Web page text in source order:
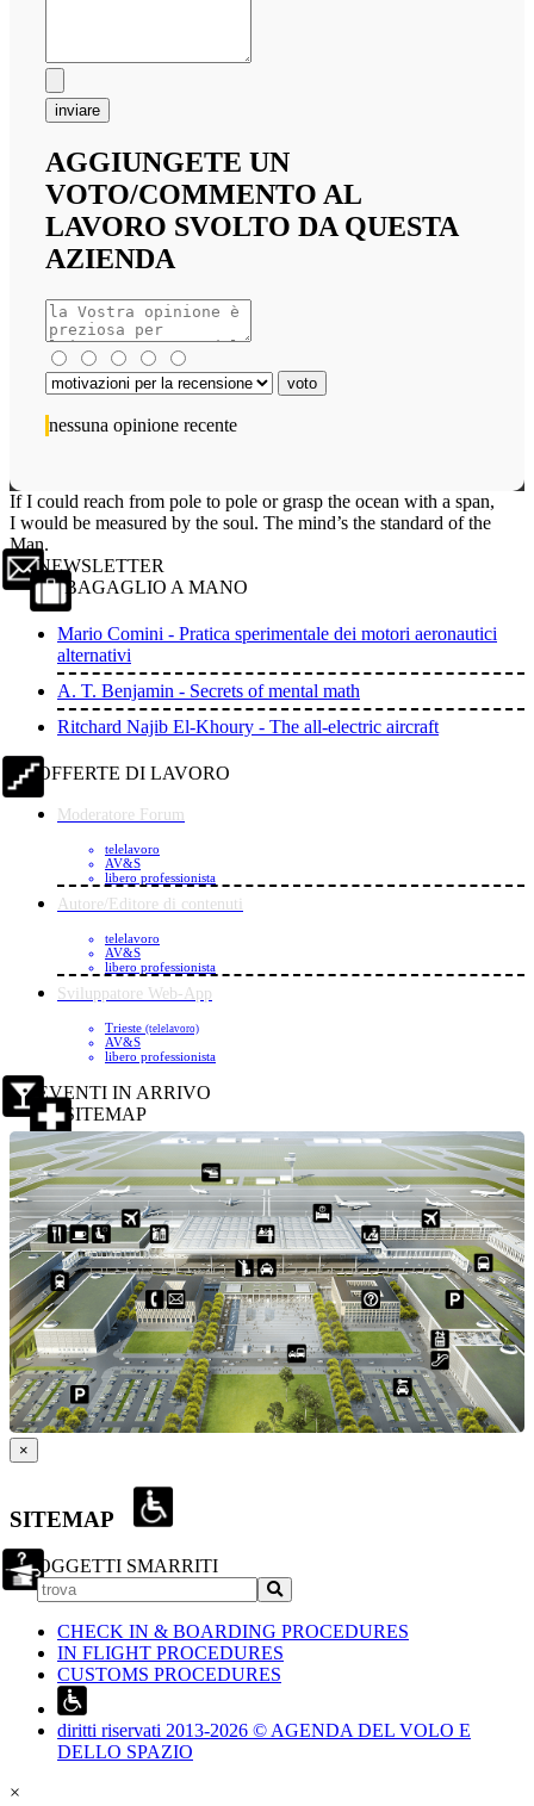
inviare
AGGIUNGETE UN
VOTO/COMMENTO AL
LAVORO SVOLTO DA QUESTA
AZIENDA
nessuna opinione recente
If I could reach from pole to pole or grasp the ocean with a span,
I would be measured by the soul. The mind’s the standard of the
Man.
NEWSLETTER
BAGAGLIO A MANO
Mario Comini - Pratica sperimentale dei motori aeronautici
alternativi
A. T. Benjamin - Secrets of mental math
Ritchard Najib El-Khoury - The all-electric aircraft
OFFERTE DI LAVORO
Moderatore Forum
telelavoro
AV&S
libero professionista
Autore/Editore di contenuti
telelavoro
AV&S
libero professionista
Sviluppatore Web-App
Trieste (telelavoro)
AV&S
libero professionista
EVENTI IN ARRIVO
SITEMAP
×
SITEMAP
OGGETTI SMARRITI
CHECK IN & BOARDING PROCEDURES
IN FLIGHT PROCEDURES
CUSTOMS PROCEDURES
diritti riservati 2013-2026 © AGENDA DEL VOLO E
DELLO SPAZIO
×